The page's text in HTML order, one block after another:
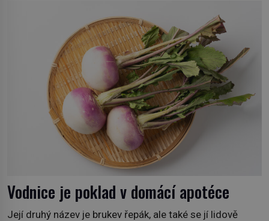
adrese 18 Rue Louis Vuitton, které bylo postaveno v
roce 1869. […]
Vodnice je poklad v domácí apotéce
Její druhý název je brukev řepák, ale také se jí lidově